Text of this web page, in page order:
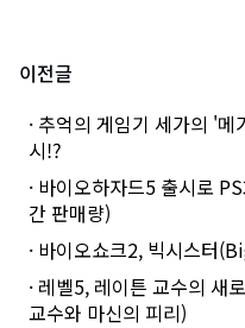
이전글
· 추억의 게임기 세가의 '
시!?
· 바이오하자드5 출시로
간 판매량)
· 바이오쇼크2, 빅시스터
· 레벨5, 레이튼 교수의 새
교수와 마신의 피리)